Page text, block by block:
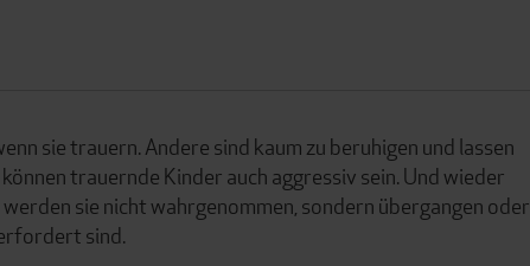
sie trauern. Andere sind kaum zu beruhigen und lassen
trauernde Kinder auch aggressiv sein. Und wieder
sie nicht wahrgenommen, sondern übergangen oder
sind.